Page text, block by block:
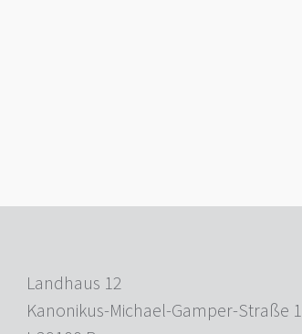
Landhaus 12
Kanonikus-Michael-Gamper-Straße 1